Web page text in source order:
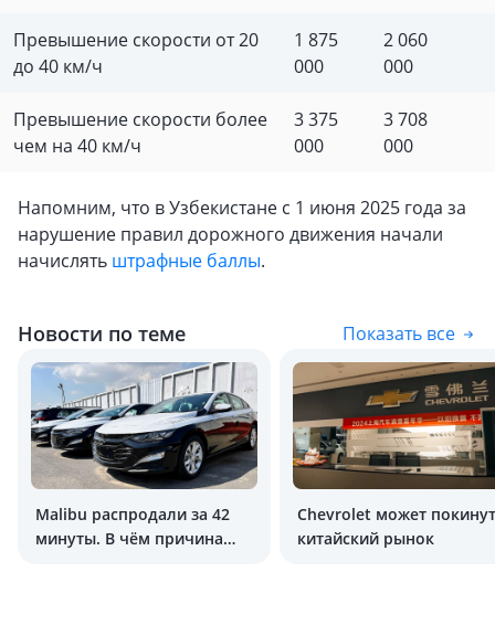
Превышение скорости от 20
до 40 км/ч
1 875
000
2 060
000
Превышение скорости более
чем на 40 км/ч
3 375
000
3 708
000
Напомним, что в Узбекистане с 1 июня 2025 года за
нарушение правил дорожного движения начали
начислять штрафные баллы.
Новости по теме Показать все
Malibu распродали за 42
минуты. В чём причина
Chevrolet может
китайский рынок